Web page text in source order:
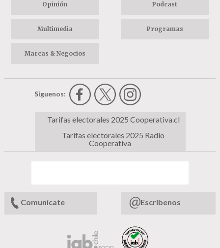
Opinión Podcast
Multimedia Programas
Marcas & Negocios
Síguenos:
Tarifas electorales 2025 Cooperativa.cl
Tarifas electorales 2025 Radio
Cooperativa
Comunícate Escríbenos